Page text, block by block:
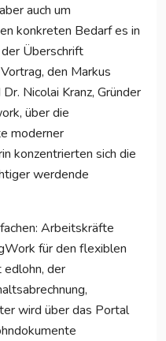
auch um
konkreten Bedarf es in
Überschrift
den Markus
Nicolai Kranz, Gründer
über die
moderner
konzentrierten sich die
werdende
Arbeitskräfte
für den flexiblen
edlohn, der
wird über das Portal